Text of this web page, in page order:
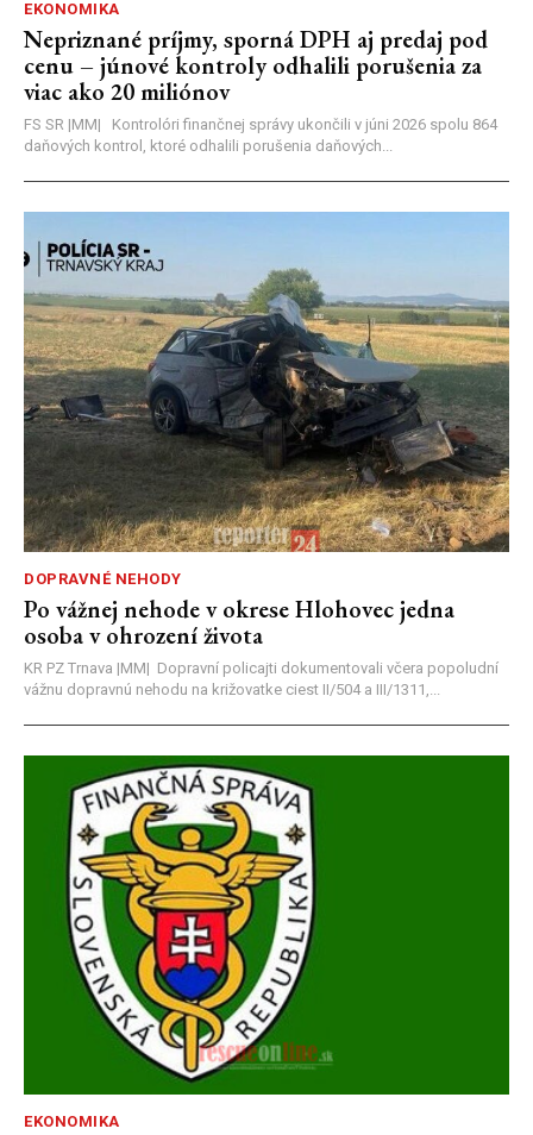
EKONOMIKA
Nepriznané príjmy, sporná DPH aj predaj pod
cenu – júnové kontroly odhalili porušenia za
viac ako 20 miliónov
FS SR |MM| Kontrolóri finančnej správy ukončili v júni 2026 spolu 864
daňových kontrol, ktoré odhalili porušenia daňových...
DOPRAVNÉ NEHODY
Po vážnej nehode v okrese Hlohovec jedna
osoba v ohrození života
KR PZ Trnava |MM| Dopravní policajti dokumentovali včera popoludní
vážnu dopravnú nehodu na križovatke ciest II/504 a III/1311,...
EKONOMIKA